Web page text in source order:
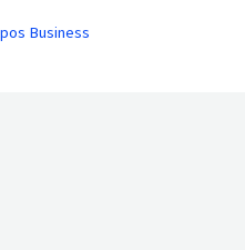
Business